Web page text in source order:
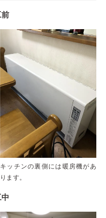
前
キッチンの裏側には暖房機があ
ります。